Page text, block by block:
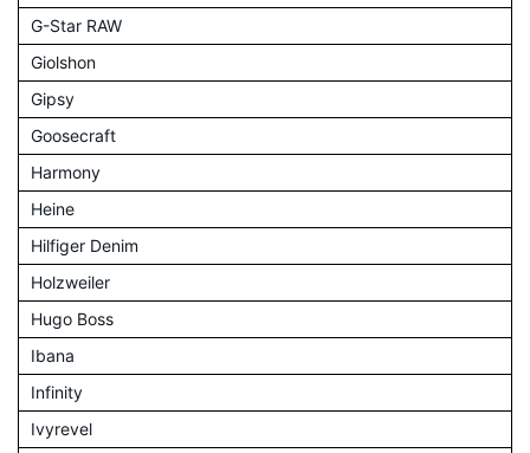
G-Star RAW
Giolshon
Gipsy
Goosecraft
Harmony
Heine
Hilfiger Denim
Holzweiler
Hugo Boss
Ibana
Infinity
Ivyrevel